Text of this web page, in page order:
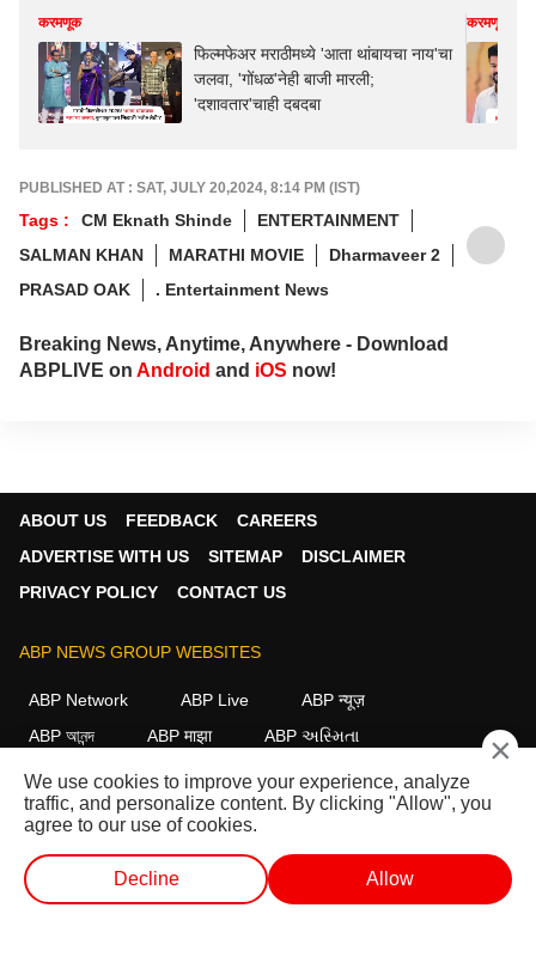
करमणूक
फिल्मफेअर मराठीमध्ये 'आता थांबायचा नाय'चा
जलवा, 'गोंधळ'नेही बाजी मारली;
'दशावतार'चाही दबदबा
करमणूक
PUBLISHED AT : SAT, JULY 20,2024, 8:14 PM (IST)
Tags : CM Eknath Shinde
ENTERTAINMENT
SALMAN KHAN
MARATHI MOVIE
Dharmaveer 2
PRASAD OAK
. Entertainment News
Breaking News, Anytime, Anywhere - Download
ABPLIVE on Android and iOS now!
ABOUT US FEEDBACK
CAREERS
ADVERTISE WITH US
SITEMAP
DISCLAIMER
PRIVACY POLICY
CONTACT US
ABP NEWS GROUP WEBSITES
ABP Network ABP Live
ABP न्यूज़
ABP আনন্দ
ABP माझा
ABP અસ્મિતા
ABP Ganga
ABP ਸਾਂਝਾ ABP நாடு ABP దేశం
FOLLOW US
×
We use cookies to improve your experience, analyze
traffic, and personalize content. By clicking "Allow", you
agree to our use of cookies.
Decline Allow